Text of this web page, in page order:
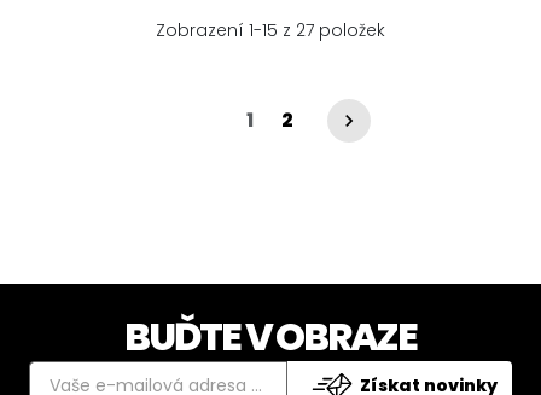
Zobrazení 1-15 z 27 položek
1 2 
BUĎTE V OBRAZE
Získat novinky